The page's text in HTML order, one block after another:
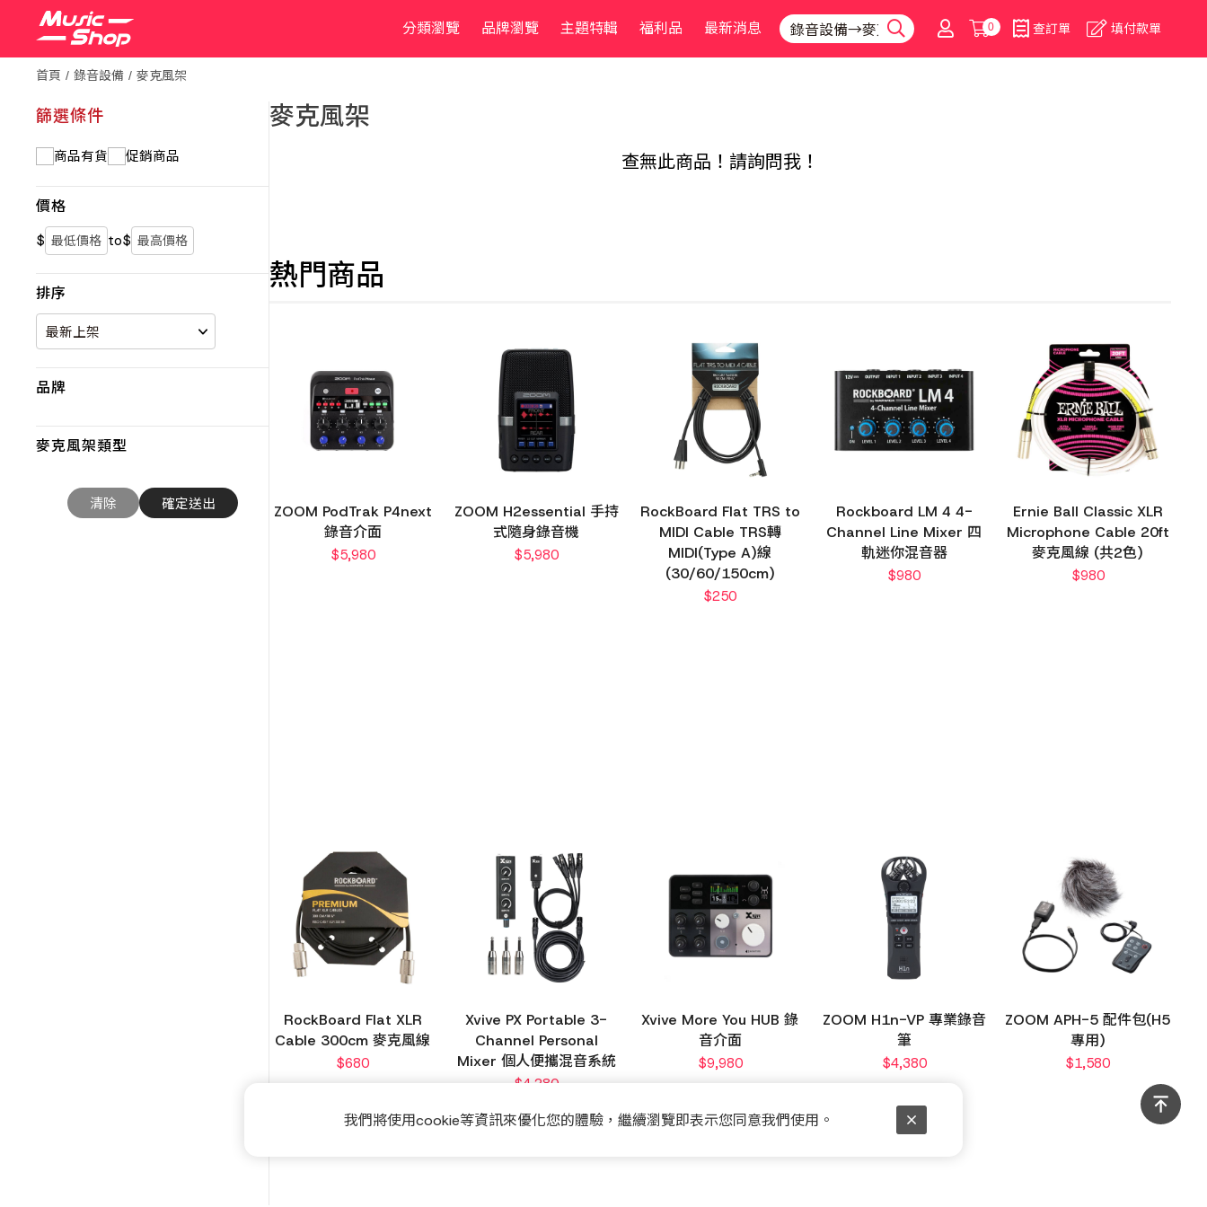
分類瀏覽 品牌瀏覽 主題特輯 福利品 最新消息 0 查訂單 填付款單
首頁 錄音設備 麥克風架
篩選條件
商品有貨 促銷商品
價格
$ to$
排序
品牌
麥克風架類型
麥克風架
查無此商品！請詢問我！
熱門商品
ZOOM PodTrak P4next
錄音介面
$5,980
ZOOM H2essential 手持
式隨身錄音機
$5,980
RockBoard Flat TRS to
MIDI Cable TRS轉
MIDI(Type A)線
(30/60/150cm)
$250
Rockboard LM 4 4-
Channel Line Mixer 四
軌迷你混音器
$980
Ernie Ball Classic XLR
Microphone Cable 20ft
麥克風線 (共2色)
$980
RockBoard Flat XLR
Cable 300cm 麥克風線
$680
Xvive PX Portable 3-
Channel Personal
Mixer 個人便攜混音系統
$4,280
Xvive More You HUB 錄
音介面
$9,980
ZOOM H1n-VP 專業錄音
筆
$4,380
ZOOM APH-5 配件包(H5
專用)
$1,580
我們將使用cookie等資訊來優化您的體驗，繼續瀏覽即表示您同意我們使用。